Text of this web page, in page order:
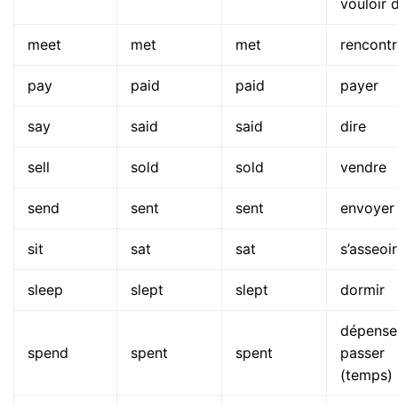
vouloir
meet met met
pay paid paid payer
say said said dire
sell sold sold vendre
send sent sent envoyer
sit sat sat s’asseoir
sleep slept slept dormir
spend spent spent
passer
(temps)